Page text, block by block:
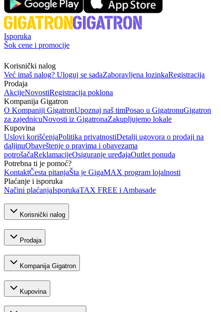
Isporuka
Šok cene i promocije
Korisnički nalog
Već imaš nalog? Uloguj se sadaZaboravljena lozinkaRegistracija
Prodaja
AkcijeNovostiRegistracija poklona
Kompanija Gigatron
O Kompaniji GigatronUpoznaj naš timPosao u GigatronuGigatron
za zajednicuNovosti iz GigatronaZakupljujemo lokale
Kupovina
Uslovi korišćenjaPolitika privatnostiDetalji ugovora o prodaji na
daljinuObaveštenje o pravima i obavezama
potrošačaReklamacijeOsiguranje uređajaOutlet ponuda
Potrebna ti je pomoć?
KontaktČesta pitanjaŠta je GigaMAX program lojalnosti
Plaćanje i isporuka
Načini plaćanjaIsporukaTAX FREE i Ambasade
Korisnički nalog
Prodaja
Kompanija Gigatron
Kupovina